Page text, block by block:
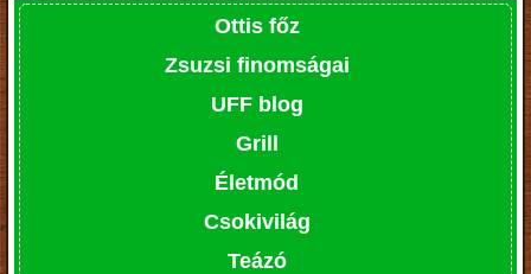
Ottis főz
Zsuzsi finomságai
UFF blog
Grill
Életmód
Csokivilág
Teázó